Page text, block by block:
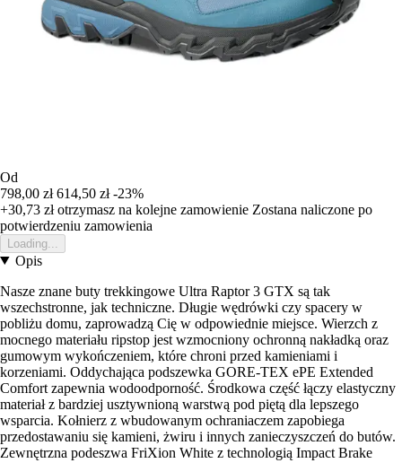
Od
798,00 zł 614,50 zł -23%
+30,73 złotrzymasz na kolejne zamowienie Zostana naliczone po
potwierdzeniu zamowienia
Loading...
Opis
Nasze znane buty trekkingowe Ultra Raptor 3 GTX są tak
wszechstronne, jak techniczne. Długie wędrówki czy spacery w
pobliżu domu, zaprowadzą Cię w odpowiednie miejsce. Wierzch z
mocnego materiału ripstop jest wzmocniony ochronną nakładką oraz
gumowym wykończeniem, które chroni przed kamieniami i
korzeniami. Oddychająca podszewka GORE-TEX ePE Extended
Comfort zapewnia wodoodporność. Środkowa część łączy elastyczny
materiał z bardziej usztywnioną warstwą pod piętą dla lepszego
wsparcia. Kołnierz z wbudowanym ochraniaczem zapobiega
przedostawaniu się kamieni, żwiru i innych zanieczyszczeń do butów.
Zewnętrzna podeszwa FriXion White z technologią Impact Brake